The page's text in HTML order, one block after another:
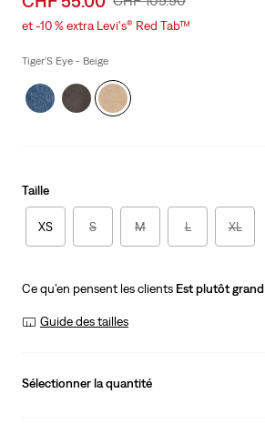
price
Price
et -10 % extra Levi's® Red Tab™
Tiger'S Eye - Beige
Taille
XS S M L XL
Ce qu’en pensent les clients Est plutôt grand
Guide des tailles
Sélectionner la quantité